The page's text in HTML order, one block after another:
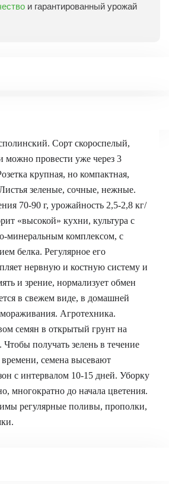
и гарантированный урожай
Сорт скороспелый,
можно провести уже через 3
крупная, но компактная,
зеленые, сочные, нежные.
70-90 г, урожайность 2,5-2,8 кг/
«высокой» кухни, культура с
минеральным комплексом, с
белка. Регулярное его
нервную и костную систему и
и зрение, нормализует обмен
в свежем виде, в домашней
Агротехника.
семян в открытый грунт на
получать зелень в течение
семена высевают
с интервалом 10-15 дней. Уборку
многократно до начала цветения.
регулярные поливы, прополки,